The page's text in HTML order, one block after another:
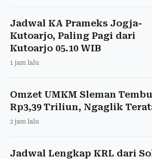
Jadwal KA Prameks Jogja-
Kutoarjo, Paling Pagi dari
Kutoarjo 05.10 WIB
1 jam lalu
Omzet UMKM Sleman
Rp3,39 Triliun, Ngaglik
2 jam lalu
Jadwal Lengkap KRL dari